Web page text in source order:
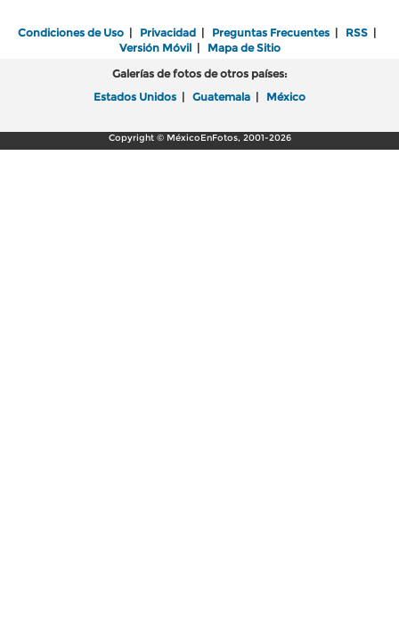
Condiciones de Uso | Privacidad | Preguntas Frecuentes | RSS |
Versión Móvil| Mapa de Sitio
Galerías de fotos de otros países:
Estados Unidos | Guatemala | México
Copyright © MéxicoEnFotos, 2001-2026